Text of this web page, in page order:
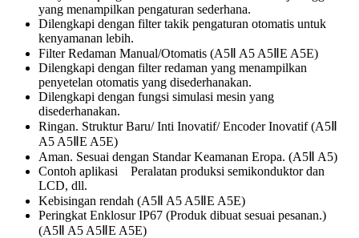
yang menampilkan pengaturan sederhana.
Dilengkapi dengan filter takik pengaturan otomatis untuk
kenyamanan lebih.
Filter Redaman Manual/Otomatis (A5Ⅱ A5 A5ⅡE A5E)
Dilengkapi dengan filter redaman yang menampilkan
penyetelan otomatis yang disederhanakan.
Dilengkapi dengan fungsi simulasi mesin yang
disederhanakan.
Ringan. Struktur Baru/ Inti Inovatif/ Encoder Inovatif (A5Ⅱ
A5 A5ⅡE A5E)
Aman. Sesuai dengan Standar Keamanan Eropa. (A5Ⅱ A5)
Contoh aplikasi Peralatan produksi semikonduktor dan
LCD, dll.
Kebisingan rendah (A5Ⅱ A5 A5ⅡE A5E)
Peringkat Enklosur IP67 (Produk dibuat sesuai pesanan.)
(A5Ⅱ A5 A5ⅡE A5E)